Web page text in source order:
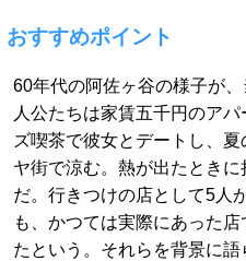
おすすめポイント
60年代の阿佐ヶ谷の様子が
人公たちは家賃五千円のア
ズ喫茶で彼女とデートし、
ヤ街で涼む。熱が出たとき
だ。行きつけの店として5人
も、かつては実際にあった
たという。それらを背景に